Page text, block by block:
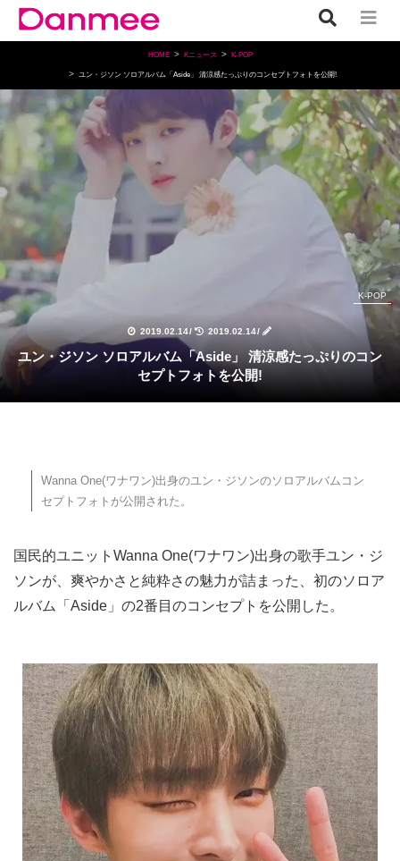
HOME Kニュース K-POP
ユン・ジソン ソロアルバム「Aside」 清涼感たっぷりのコンセプトフォトを公開!
2019.02.14/ 2019.02.14/
K-POP
ユン・ジソン ソロアルバム「Aside」 清涼感たっぷりのコン
セプトフォトを公開!
Wanna One(ワナワン)出身のユン・ジソンのソロアルバムコン
セプトフォトが公開された。
国民的ユニットWanna One(ワナワン)出身の歌手ユン・ジ
ソンが、爽やかさと純粋さの魅力が詰まった、初のソロア
ルバム「Aside」の2番目のコンセプトを公開した。